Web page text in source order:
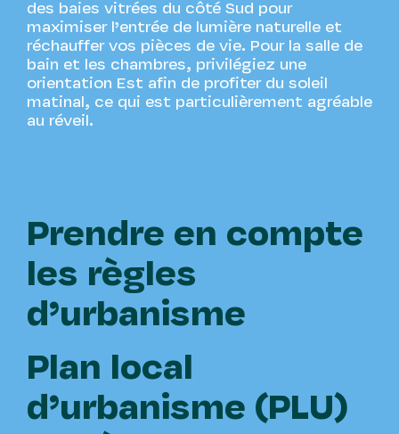
des baies vitrées du côté Sud pour
maximiser l’entrée de lumière naturelle et
réchauffer vos pièces de vie. Pour la salle de
bain et les chambres, privilégiez une
orientation Est afin de profiter du soleil
matinal, ce qui est particulièrement agréable
au réveil.
Prendre en compte
les règles
d’urbanisme
Plan local
d’urbanisme (PLU)